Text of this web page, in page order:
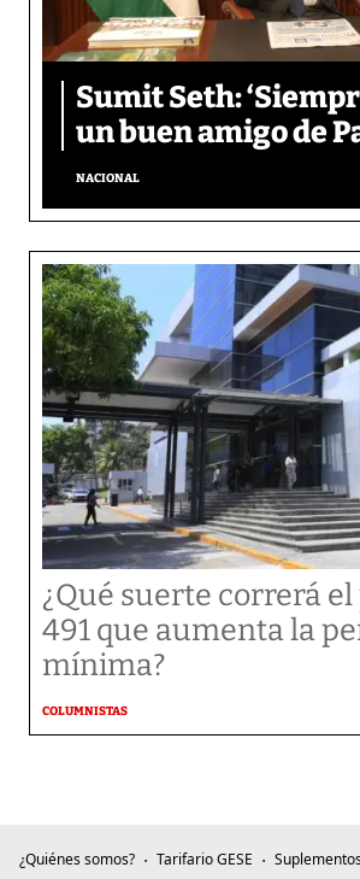
Sumit Seth:
un buen amigo de
NACIONAL
¿Qué suerte correrá
491 que aumenta la
mínima?
COLUMNISTAS
¿Quiénes somos? Tarifario GESE